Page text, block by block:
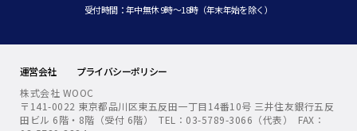
受付時間：年中無休 9時～18時（年末年始を除く）
運営会社
プライバシーポリシー
株式会社 WOOC
〒141-0022 東京都品川区東五反田一丁目14番10号 三井住友銀行五反
田ビル 6階・8階（受付 6階） TEL：03-5789-3066（代表） FAX：